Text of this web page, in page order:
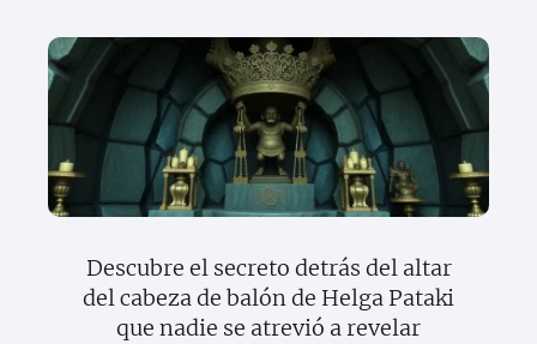
Descubre el secreto detrás del altar
del cabeza de balón de Helga Pataki
que nadie se atrevió a revelar